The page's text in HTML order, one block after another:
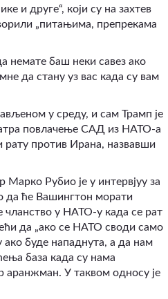
и друге“, који су на захтев
„питањима, препрекама
немате баш неки савез ако
да стану уз вас када су вам
у среду, и сам Трамп је
повлачење САД из НАТО-а
рату против Ирана, назвавши
Рубио је у интервјуу за
да ће Вашингтон морати
чланство у НАТО-у када се рат
да „ако се НАТО своди само
буде нападнута, а да нам
база када су нама
аранжман. У таквом односу је